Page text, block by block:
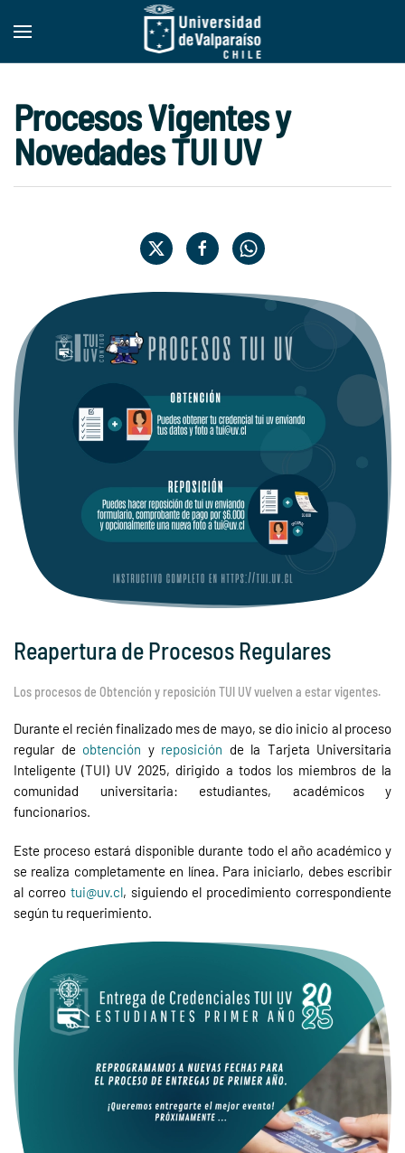
Skip to main content
Procesos Vigentes y
Novedades TUI UV
Reapertura de Procesos Regulares
Los procesos de Obtención y reposición TUI UV vuelven a estar vigentes.
Durante el recién finalizado mes de mayo, se dio inicio al proceso
regular de obtención y reposición de la Tarjeta Universitaria
Inteligente (TUI) UV 2025, dirigido a todos los miembros de la
comunidad universitaria: estudiantes, académicos y
funcionarios.
Este proceso estará disponible durante todo el año académico y
se realiza completamente en línea. Para iniciarlo, debes escribir
al correo tui@uv.cl, siguiendo el procedimiento correspondiente
según tu requerimiento.